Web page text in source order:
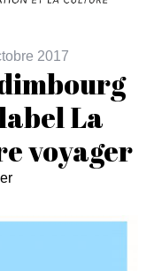
2017
La
voyager